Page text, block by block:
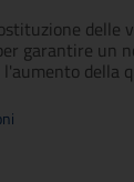
delle
garantire un
della